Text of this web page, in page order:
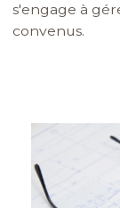
s'engage à
convenus.